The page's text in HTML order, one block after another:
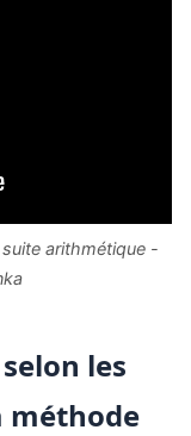
arithmétique -
les
méthode